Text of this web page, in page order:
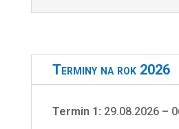
Terminy na rok 2026
Termin 1: 29.08.2026 –